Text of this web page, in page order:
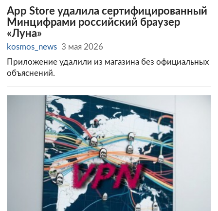
App Store удалила сертифицированный
Минцифрами российский браузер
«Луна»
kosmos_news 3 мая 2026
Приложение удалили из магазина без официальных
объяснений.